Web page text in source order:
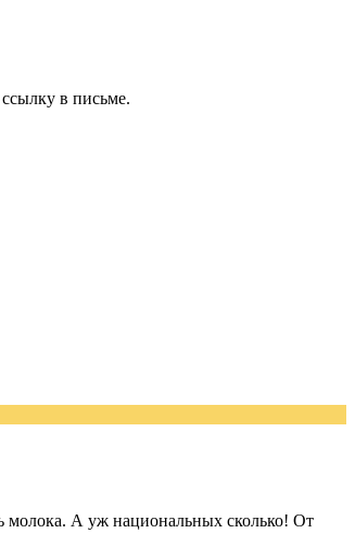
в письме.
А уж национальных сколько! От